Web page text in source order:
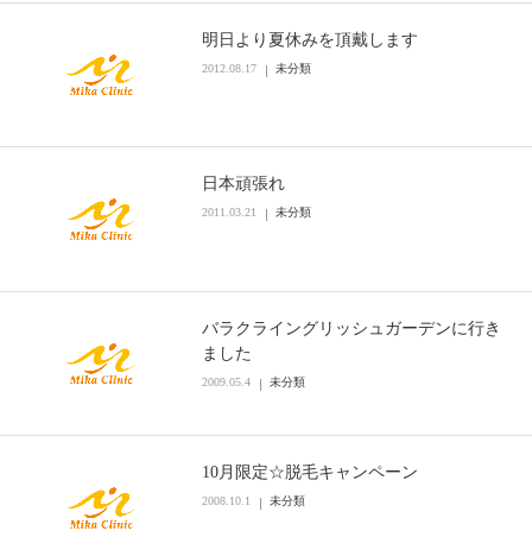
明日より夏休みを頂戴します
2012.08.17 未分類
日本頑張れ
2011.03.21 未分類
バラクライングリッシュガーデンに行き
ました
2009.05.4 未分類
10月限定☆脱毛キャンペーン
2008.10.1 未分類